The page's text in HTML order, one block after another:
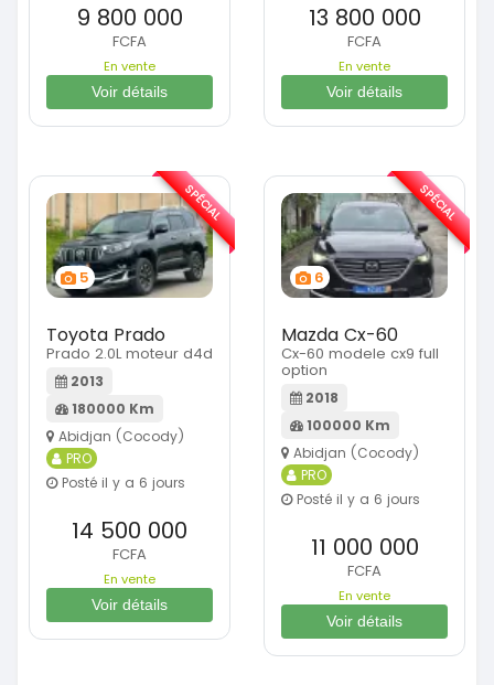
9 800 000
FCFA
En vente
Voir détails
13 800 000
FCFA
En vente
Voir détails
5
Toyota Prado
Prado 2.0L moteur d4d
2013
180000 Km
Abidjan (Cocody)
PRO
Posté il y a 6 jours
14 500 000
FCFA
En vente
Voir détails
SPÉCIAL
6
Mazda Cx-60
Cx-60 modele cx9 full
option
2018
100000 Km
Abidjan (Cocody)
PRO
Posté il y a 6 jours
11 000 000
FCFA
En vente
Voir détails
SPÉCIAL